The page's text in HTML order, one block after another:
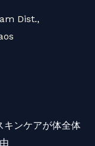
Dist.,
キンケアが体全体